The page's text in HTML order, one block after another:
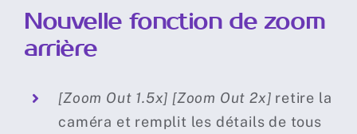
Nouvelle fonction de zoom
arrière
[Zoom Out 1.5x] [Zoom Out 2x] retire la
caméra et remplit les détails de tous